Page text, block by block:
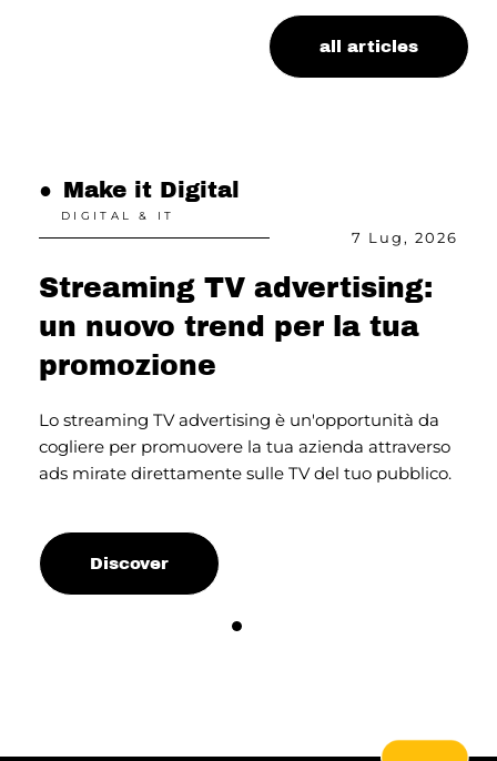
all articles
● Make it Digital
DIGITAL & IT
7 Lug, 2026
Streaming TV advertising:
un nuovo trend per la tua
promozione
Lo streaming TV advertising è un'opportunità da
cogliere per promuovere la tua azienda attraverso
ads mirate direttamente sulle TV del tuo pubblico.
Discover